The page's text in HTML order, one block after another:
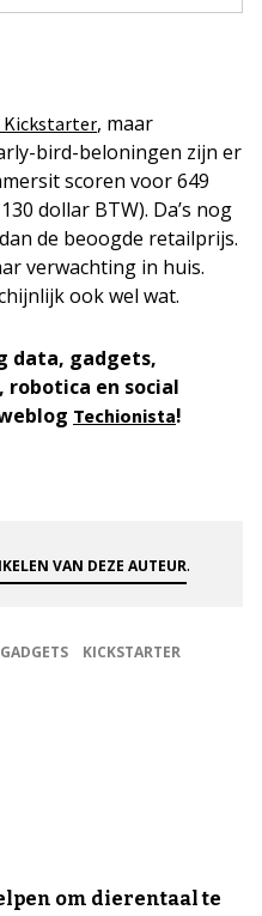
Kickstarter, maar
bird-beloningen zijn er
scoren voor 649
dollar BTW). Da’s nog
de beoogde retailprijs.
verwachting in huis.
ook wel wat.
data, gadgets,
en social
Techionista!
VAN DEZE AUTEUR.
GADGETS
KICKSTARTER
om dierentaal te